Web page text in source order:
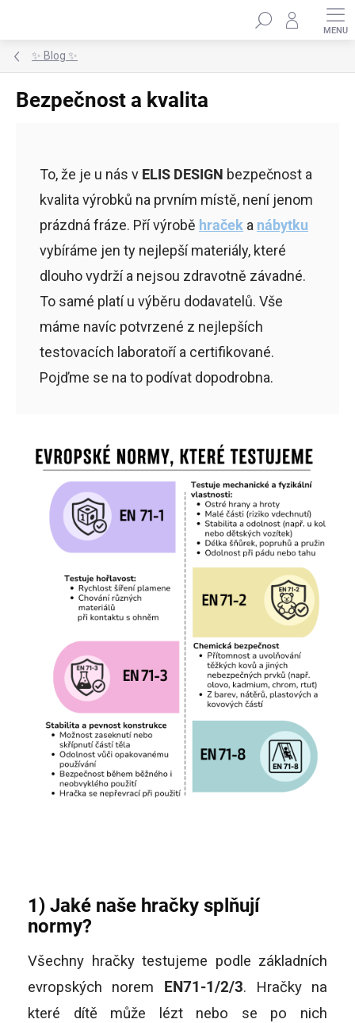
Hledat
✨ Blog ✨
Bezpečnost a kvalita
To, že je u nás v ELIS DESIGN bezpečnost a
kvalita výrobků na prvním místě, není jenom
prázdná fráze. Pří výrobě hraček a nábytku
vybíráme jen ty nejlepší materiály, které
dlouho vydrží a nejsou zdravotně závadné.
To samé platí u výběru dodavatelů. Vše
máme navíc potvrzené z nejlepších
testovacích laboratoří a certifikované.
Pojďme se na to podívat dopodrobna.
1) Jaké naše hračky splňují
normy?
Všechny hračky testujeme podle základních
evropských norem EN71-1/2/3. Hračky na
které dítě může lézt nebo se po nich